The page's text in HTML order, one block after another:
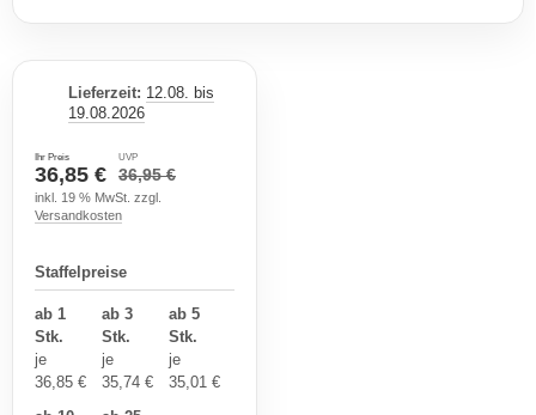
Lieferzeit: 12.08. bis
19.08.2026
Ihr Preis
36,85 €
UVP
36,95 €
inkl. 19 % MwSt. zzgl.
Versandkosten
Staffelpreise
ab 1
Stk.
je
36,85 €
ab 3
Stk.
je
35,74 €
ab 5
Stk.
je
35,01 €